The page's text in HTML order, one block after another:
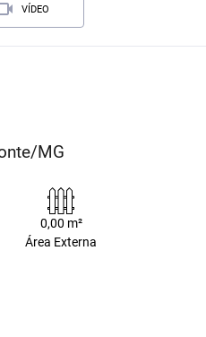
VÍDEO
MG
0,00 m²
Área Externa